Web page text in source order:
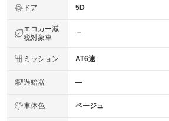
ドア 5D
エコカー減
税対象車
－
ミッション AT6速
過給器 ―
車体色 ベージュ